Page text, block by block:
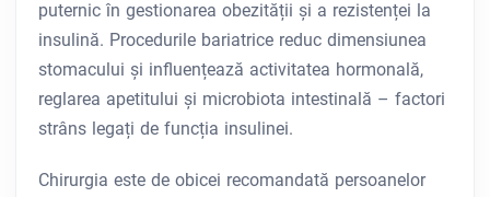
puternic în gestionarea obezității și a rezistenței la
insulină. Procedurile bariatrice reduc dimensiunea
stomacului și influențează activitatea hormonală,
reglarea apetitului și microbiota intestinală – factori
strâns legați de funcția insulinei.
Chirurgia este de obicei recomandată persoanelor